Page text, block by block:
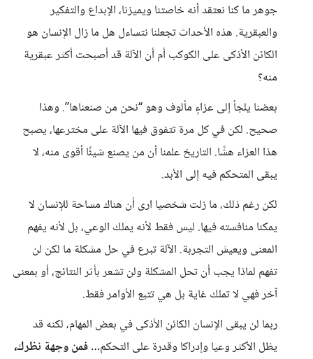
جوهر ما كنا نعتقد أنه خاصتنا ويميزنا، الإبداع والتفكير
والعبقرية. هذه الأحداث تجعلنا نتساءل هل ما زال الإنسان هو
الكائن الأذكى على الكوكب أم أن الآلة قد أصبحت أكثر عبقرية
منه؟
بعضنا يلجأ إلى عزاءٍ مألوف وهو “نحن من صنعناها”. وهذا
صحيح. لكن في كل مرة تتفوق فيها الآلة على مخترعها، يصبح
هذا العزاء هشًا. التاريخ علمنا أن من يصنع شيئًا أقوى منه، لا
يبقى المتحكم فيه إلى الأبد.
لكن رغم ذلك، ما زلت شخصيا ارى أن هناك مساحة للإنسان لا
يمكنا منافسته فيها. ليس فقط لأنه يملك الوعي، بل لأنه يفهم
المعنى ويعيش التجربة. الآلة تبرع في حل مشكلة ما لكن لن
تفهم لماذا يجب أن تحل المشكلة ولن تشعر بأثر النتائج، أو بمعنى
آخر فهي لا تملك غاية بل هي تتبع الأوامر فقط.
ربما لن يبقى الإنسان الكائن الأذكى في بعض المهام، لكنه قد
يظل الأكثر وعيا وإدراكا وقدرة على التحكم…فمن وجهة نظرك،